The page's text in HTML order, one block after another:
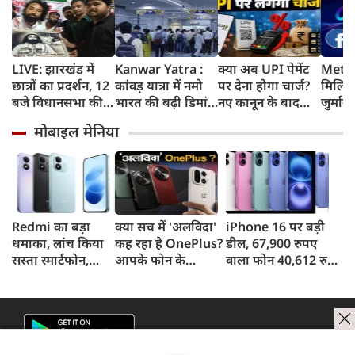
LIVE: झारखंड में
छात्रों का प्रदर्शन, 12
बजे विधानसभा की
Kanwar Yatra :
कांवड़ यात्रा में नमो
भारत की बढ़ी डिमांड,
कई स्टेशनों पर 50%
तक बढ़ी यात्रियों की
संख्या
क्या अब UPI पेमेंट
पर देना होगा चार्ज?
नए कानून के बाद
शुल्क और किसे नहीं
Meta
कोर्ट
मोबाइल मेनिया
Redmi का बड़ा
धमाका, लांच किया
सस्ता स्मार्टफोन,
क्या सच में 'अलविदा'
कह रहा है OnePlus?
आपके फोन के
iPhone 16 पर बड़ी
डील, 67,900 रुपए
वाला फोन 40,612 रुपए